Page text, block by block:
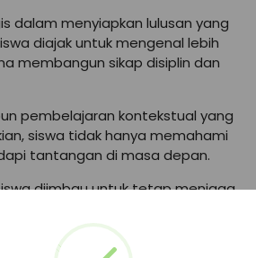
dalam menyiapkan lulusan yang
diajak untuk mengenal lebih
membangun sikap disiplin dan
pembelajaran kontekstual yang
siswa tidak hanya memahami
tantangan di masa depan.
diimbau untuk tetap menjaga
setiap individu, namun harus
tidak ikut serta dalam
keamanan.